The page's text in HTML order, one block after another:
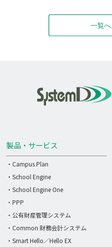
製品・サービス
・Campus Plan
・School Engine
・School Engine One
・PPP
・公有財産管理システム
・Common 財務会計システム
・Smart Hello／Hello EX